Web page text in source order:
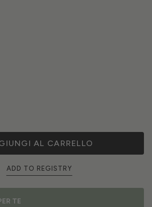
AL CARRELLO
ADD TO REGISTRY
TE